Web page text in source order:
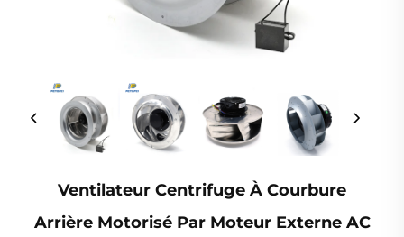
Ventilateur Centrifuge À Courbure
Arrière Motorisé Par Moteur Externe AC